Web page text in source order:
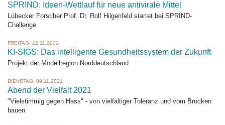
SPRIND: Ideen-Wettlauf für neue antivirale Mittel
Lübecker Forscher Prof. Dr. Rolf Hilgenfeld startet bei SPRIND-
Challenge
FREITAG, 12.11.2021
KI-SIGS: Das intelligente Gesundheitssystem der Zukunft
Projekt der Modellregion Norddeutschland
DIENSTAG, 09.11.2021
Abend der Vielfalt 2021
"Vielstimmig gegen Hass" - von vielfältiger Toleranz und vom Brücken
bauen